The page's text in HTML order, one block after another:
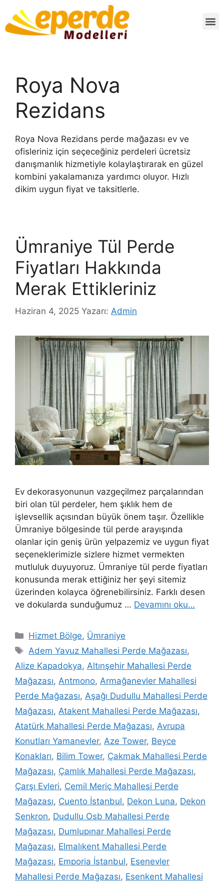
Roya Nova
Rezidans
Roya Nova Rezidans perde mağazası ev ve
ofisleriniz için seçeceğiniz perdeleri ücretsiz
danışmanlık hizmetiyle kolaylaştırarak en güzel
kombini yakalamanıza yardımcı oluyor. Hızlı
dikim uygun fiyat ve taksitlerle.
Ümraniye Tül Perde
Fiyatları Hakkında
Merak Ettikleriniz
Haziran 4, 2025 Yazarı: Admin
Ev dekorasyonunun vazgeçilmez parçalarından
biri olan tül perdeler, hem şıklık hem de
işlevsellik açısından büyük önem taşır. Özellikle
Ümraniye bölgesinde tül perde arayışında
olanlar için geniş ürün yelpazemiz ve uygun fiyat
seçeneklerimizle sizlere hizmet vermekten
mutluluk duyuyoruz. Ümraniye tül perde fiyatları
konusunda merak ettiğiniz her şeyi sitemiz
üzerinden kolayca öğrenebilirsiniz. Farklı desen
ve dokularda sunduğumuz … Devamını oku…
Hizmet Bölge, Ümraniye
Adem Yavuz Mahallesi Perde Mağazası,
Alize Kapadokya, Altınşehir Mahallesi Perde
Mağazası, Antmono, Armağanevler Mahallesi
Perde Mağazası, Aşağı Dudullu Mahallesi Perde
Mağazası, Atakent Mahallesi Perde Mağazası,
Atatürk Mahallesi Perde Mağazası, Avrupa
Konutları Yamanevler, Aze Tower, Beyce
Konakları, Bilim Tower, Çakmak Mahallesi Perde
Mağazası, Çamlık Mahallesi Perde Mağazası,
Çarşı Evleri, Cemil Meriç Mahallesi Perde
Mağazası, Cuento İstanbul, Dekon Luna, Dekon
Senkron, Dudullu Osb Mahallesi Perde
Mağazası, Dumlupınar Mahallesi Perde
Mağazası, Elmalıkent Mahallesi Perde
Mağazası, Emporia İstanbul, Esenevler
Mahallesi Perde Mağazası, Esenkent Mahallesi